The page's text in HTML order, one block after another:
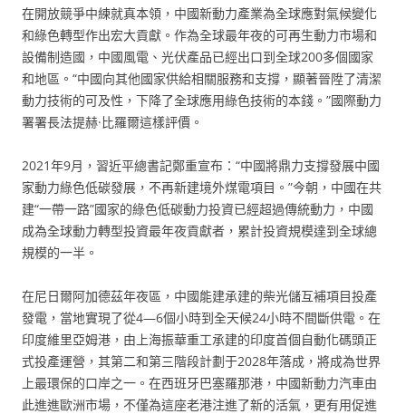
在開放競爭中練就真本領，中國新動力產業為全球應對氣候變化
和綠色轉型作出宏大貢獻。作為全球最年夜的可再生動力市場和
設備制造國，中國風電、光伏產品已經出口到全球200多個國家
和地區。“中國向其他國家供給相關服務和支撐，顯著晉陞了清潔
動力技術的可及性，下降了全球應用綠色技術的本錢。”國際動力
署署長法提赫·比羅爾這樣評價。
2021年9月，習近平總書記鄭重宣布：“中國將鼎力支撐發展中國
家動力綠色低碳發展，不再新建境外煤電項目。”今朝，中國在共
建“一帶一路”國家的綠色低碳動力投資已經超過傳統動力，中國
成為全球動力轉型投資最年夜貢獻者，累計投資規模達到全球總
規模的一半。
在尼日爾阿加德茲年夜區，中國能建承建的柴光儲互補項目投產
發電，當地實現了從4—6個小時到全天候24小時不間斷供電。在
印度維里亞姆港，由上海振華重工承建的印度首個自動化碼頭正
式投產運營，其第二和第三階段計劃于2028年落成，將成為世界
上最環保的口岸之一。在西班牙巴塞羅那港，中國新動力汽車由
此進進歐洲市場，不僅為這座老港注進了新的活氣，更有用促進